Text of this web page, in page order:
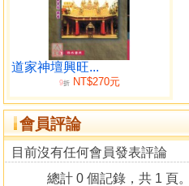
六甲旬及空亡
第二章 十天干支生旺死絕
十二生死歷程
十天干配十二地支的生死歷程
第三章 月建與節氣
十二月建
二十四節氣
道家神壇興旺...
9折NT$270元
會員評論
目前沒有任何會員發表評論
總計 0 個記錄，共 1 頁。